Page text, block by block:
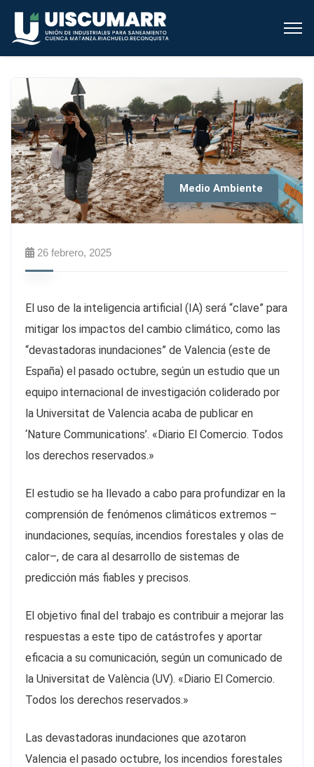
Medio Ambiente
26 febrero, 2025
El uso de la inteligencia artificial (IA) será “clave” para
mitigar los impactos del cambio climático, como las
“devastadoras inundaciones” de Valencia (este de
España) el pasado octubre, según un estudio que un
equipo internacional de investigación coliderado por
la Universitat de Valencia acaba de publicar en
‘Nature Communications’. «Diario El Comercio. Todos
los derechos reservados.»
El estudio se ha llevado a cabo para profundizar en la
comprensión de fenómenos climáticos extremos –
inundaciones, sequías, incendios forestales y olas de
calor–, de cara al desarrollo de sistemas de
predicción más fiables y precisos.
El objetivo final del trabajo es contribuir a mejorar las
respuestas a este tipo de catástrofes y aportar
eficacia a su comunicación, según un comunicado de
la Universitat de València (UV). «Diario El Comercio.
Todos los derechos reservados.»
Las devastadoras inundaciones que azotaron
Valencia el pasado octubre, los incendios forestales